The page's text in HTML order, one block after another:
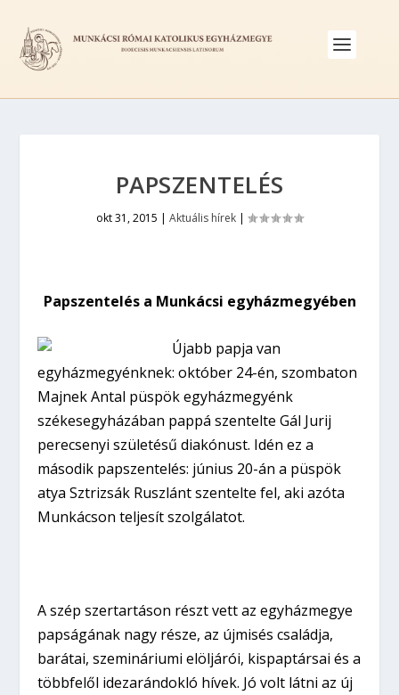
PAPSZENTELÉS
okt 31, 2015 | Aktuális hírek |
Papszentelés a Munkácsi egyházmegyében
Újabb papja van
egyházmegyénknek: október 24-én, szombaton
Majnek Antal püspök egyházmegyénk
székesegyházában pappá szentelte Gál Jurij
perecsenyi születésű diakónust. Idén ez a
második papszentelés: június 20-án a püspök
atya Sztrizsák Ruszlánt szentelte fel, aki azóta
Munkácson teljesít szolgálatot.
A szép szertartáson részt vett az egyházmegye
papságának nagy része, az újmisés családja,
barátai, szemináriumi elöljárói, kispaptársai és a
többfelől idezarándokló hívek. Jó volt látni az új